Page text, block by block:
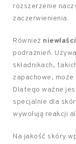
rozszerzenie
zaczerwienienia.
Również
podrażnień.
składnikach,
zapachowe,
Dlatego ważne
specjalnie dla
wywołują reakcji
Na jakość skóry